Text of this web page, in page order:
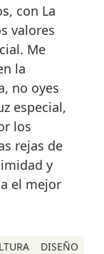
con La
valores
Me
la
no oyes
especial,
los
rejas de
y
el mejor
DISEÑO